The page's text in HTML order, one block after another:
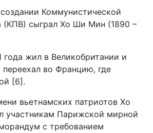
Коммунистической
(КПВ) сыграл Хо Ши Мин (1890 –
жил в Великобритании и
во Францию, где
[6].
вьетнамских патриотов Хо
участникам Парижской мирной
с требованием